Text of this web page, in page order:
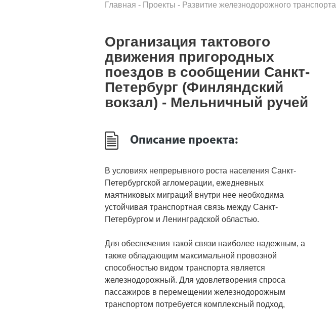
Главная - Проекты - Развитие железнодорожного транспорта
Организация тактового
движения пригородных
поездов в сообщении Санкт-
Петербург (Финляндский
вокзал) - Мельничный ручей
Описание проекта:
В условиях непрерывного роста населения Санкт-
Петербургской агломерации, ежедневных
маятниковых миграций внутри нее необходима
устойчивая транспортная связь между Санкт-
Петербургом и Ленинградской областью.
Для обеспечения такой связи наиболее надежным, а
также обладающим максимальной провозной
способностью видом транспорта является
железнодорожный. Для удовлетворения спроса
пассажиров в перемещении железнодорожным
транспортом потребуется комплексный подход,